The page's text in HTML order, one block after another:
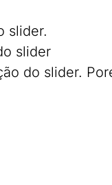
slider.
slider
do slider.